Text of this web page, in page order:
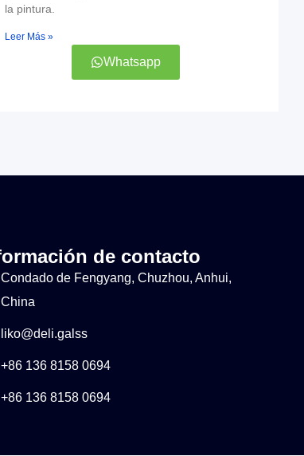
la pintura.
Leer Más »
Whatsapp
de contacto
Condado de Fengyang, Chuzhou, Anhui,
China
liko@deli.galss
+86 136 8158 0694
+86 136 8158 0694